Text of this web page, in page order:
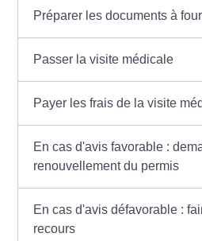
Préparer les documents à
Passer la visite médicale
Payer les frais de la visite
En cas d'avis favorable :
renouvellement du permis
En cas d'avis défavorable :
recours